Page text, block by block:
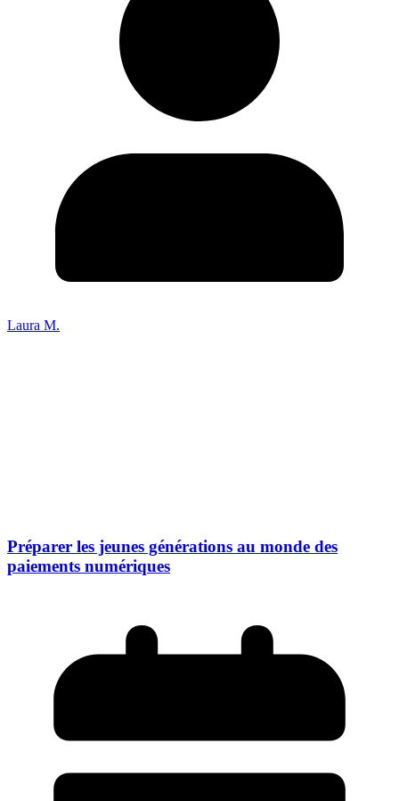
Laura M.
Préparer les jeunes générations au monde des
paiements numériques